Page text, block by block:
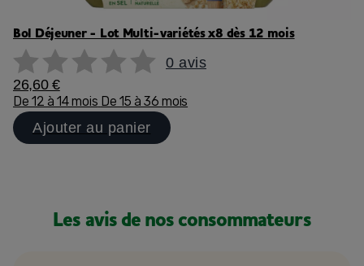
Bol Déjeuner - Lot Multi-variétés x8 dès 12 mois
0 avis
26,60 €
De 12 à 14 mois De 15 à 36 mois
Ajouter au panier
Les avis de nos consommateurs